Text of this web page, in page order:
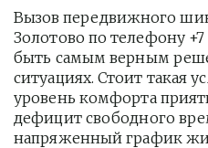
Вызов передвижного
Золотово по телефону
быть самым верным
ситуациях. Стоит такая
уровень комфорта
дефицит свободного
напряженный график